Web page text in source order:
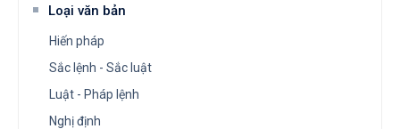
Loại văn bản
Hiến pháp
Sắc lệnh - Sắc luật
Luật - Pháp lệnh
Nghị định